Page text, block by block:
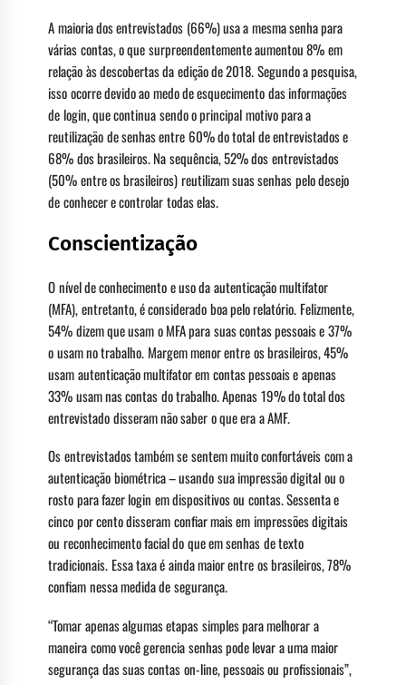
A maioria dos entrevistados (66%) usa a mesma senha para
várias contas, o que surpreendentemente aumentou 8% em
relação às descobertas da edição de 2018. Segundo a pesquisa,
isso ocorre devido ao medo de esquecimento das informações
de login, que continua sendo o principal motivo para a
reutilização de senhas entre 60% do total de entrevistados e
68% dos brasileiros. Na sequência, 52% dos entrevistados
(50% entre os brasileiros) reutilizam suas senhas pelo desejo
de conhecer e controlar todas elas.
Conscientização
O nível de conhecimento e uso da autenticação multifator
(MFA), entretanto, é considerado boa pelo relatório. Felizmente,
54% dizem que usam o MFA para suas contas pessoais e 37%
o usam no trabalho. Margem menor entre os brasileiros, 45%
usam autenticação multifator em contas pessoais e apenas
33% usam nas contas do trabalho. Apenas 19% do total dos
entrevistado disseram não saber o que era a AMF.
Os entrevistados também se sentem muito confortáveis com a
autenticação biométrica – usando sua impressão digital ou o
rosto para fazer login em dispositivos ou contas. Sessenta e
cinco por cento disseram confiar mais em impressões digitais
ou reconhecimento facial do que em senhas de texto
tradicionais. Essa taxa é ainda maior entre os brasileiros, 78%
confiam nessa medida de segurança.
“Tomar apenas algumas etapas simples para melhorar a
maneira como você gerencia senhas pode levar a uma maior
segurança das suas contas on-line, pessoais ou profissionais”,